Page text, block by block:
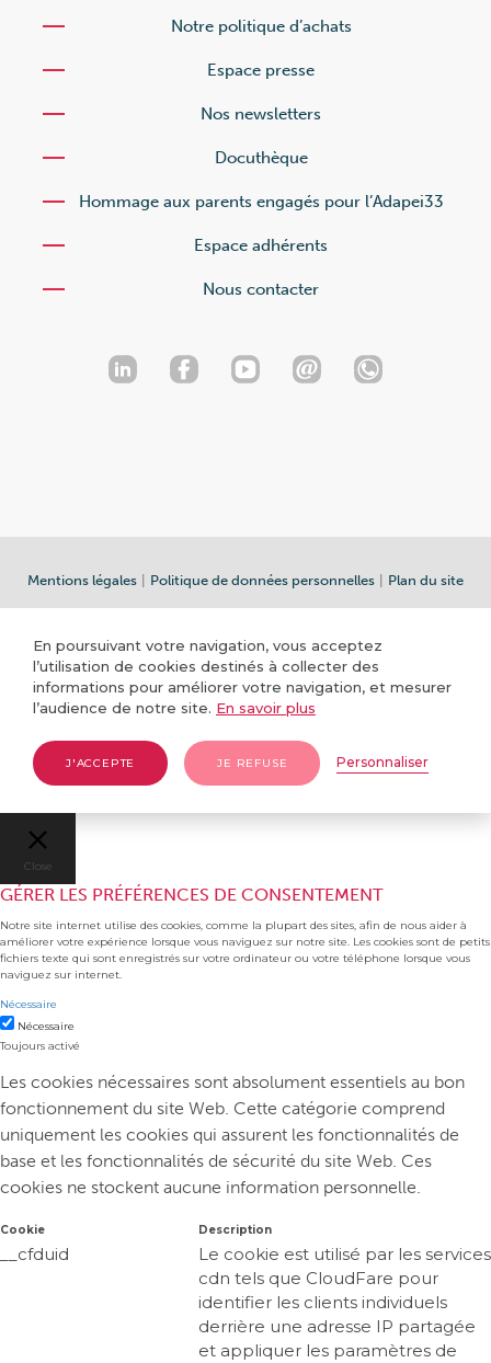
Notre politique d’achats
Espace presse
Nos newsletters
Docuthèque
Hommage aux parents engagés pour l’Adapei33
Espace adhérents
Nous contacter
Mentions légales Politique de données personnelles Plan du site
En poursuivant votre navigation, vous acceptez
l’utilisation de cookies destinés à collecter des
informations pour améliorer votre navigation, et mesurer
l’audience de notre site. En savoir plus
J'ACCEPTE JE REFUSE Personnaliser
Close
GÉRER LES PRÉFÉRENCES DE CONSENTEMENT
Notre site internet utilise des cookies, comme la plupart des sites, afin de nous aider à
améliorer votre expérience lorsque vous naviguez sur notre site. Les cookies sont de petits
fichiers texte qui sont enregistrés sur votre ordinateur ou votre téléphone lorsque vous
naviguez sur internet.
Nécessaire
Nécessaire
Toujours activé
Les cookies nécessaires sont absolument essentiels au bon
fonctionnement du site Web. Cette catégorie comprend
uniquement les cookies qui assurent les fonctionnalités de
base et les fonctionnalités de sécurité du site Web. Ces
cookies ne stockent aucune information personnelle.
Cookie Description
__cfduid
Le cookie est utilisé par les services
cdn tels que CloudFare pour
identifier les clients individuels
derrière une adresse IP partagée
et appliquer les paramètres de